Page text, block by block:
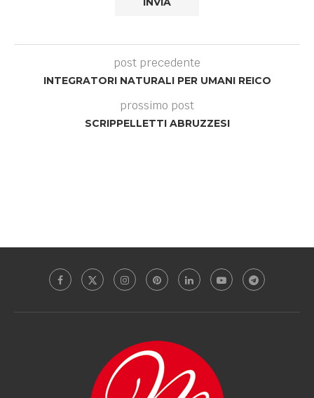
post precedente
INTEGRATORI NATURALI PER UMANI REICO
prossimo post
SCRIPPELLETTI ABRUZZESI